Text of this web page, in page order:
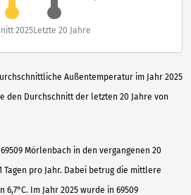
Außentemperatur im Jahr 2025
den Durchschnitt der letzten 20 Jahre von
Mörlenbach in den vergangenen 20
Tagen pro Jahr. Dabei betrug die mittlere
Im Jahr 2025 wurde in 69509
2025Letzte 20 Jahre